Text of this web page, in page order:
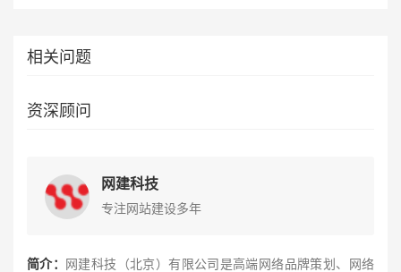
相关问题
资深顾问
网建科技
专注网站建设多年
简介：
网建科技（北京）有限公司是高端网络品牌策划、网络